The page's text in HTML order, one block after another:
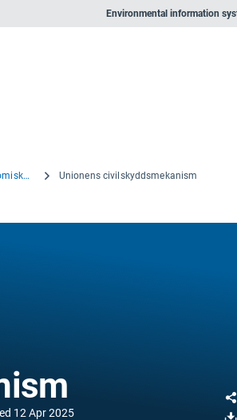
Environmental information
Uppskatta mänskliga och ekonomiska resurser och identifiera finansieringsmöjligheter Unionens civilskyddsmekanism
12 Apr 2025